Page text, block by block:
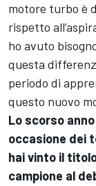
motore turbo è
rispetto
ho avuto
questa
periodo di
questo nuovo
Lo scorso
occasione dei
hai vinto il
campione al